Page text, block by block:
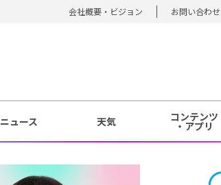
会社概要・ビジョン お問い合わせ
ニュース 天気 コンテンツ
・アプリ